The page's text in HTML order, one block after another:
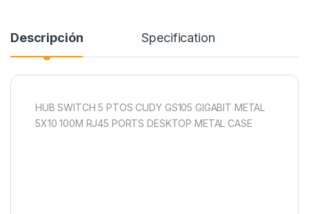
Descripción Specification
HUB SWITCH 5 PTOS CUDY GS105 GIGABIT METAL
5X10 100M RJ45 PORTS DESKTOP METAL CASE